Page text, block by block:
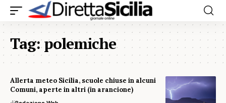
Tag:polemiche
Allerta meteo Sicilia, scuole chiuse in alcuni
Comuni, aperte in altri (in arancione)